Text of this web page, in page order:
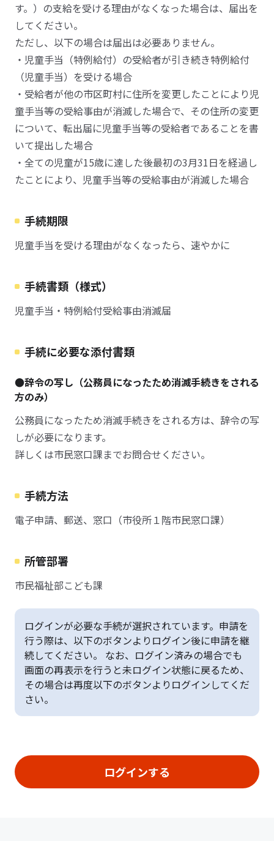
す。）の支給を受ける理由がなくなった場合は、届出を
してください。
ただし、以下の場合は届出は必要ありません。
・児童手当（特例給付）の受給者が引き続き特例給付
（児童手当）を受ける場合
・受給者が他の市区町村に住所を変更したことにより児
童手当等の受給事由が消滅した場合で、その住所の変更
について、転出届に児童手当等の受給者であることを書
いて提出した場合
・全ての児童が15歳に達した後最初の3月31日を経過し
たことにより、児童手当等の受給事由が消滅した場合
手続期限
児童手当を受ける理由がなくなったら、速やかに
手続書類（様式）
児童手当・特例給付受給事由消滅届
手続に必要な添付書類
●辞令の写し（公務員になったため消滅手続きをされる
方のみ）
公務員になったため消滅手続きをされる方は、辞令の写
しが必要になります。
詳しくは市民窓口課までお問合せください。
手続方法
電子申請、郵送、窓口（市役所１階市民窓口課）
所管部署
市民福祉部こども課
ログインが必要な手続が選択されています。申請を
行う際は、以下のボタンよりログイン後に申請を継
続してください。 なお、ログイン済みの場合でも
画面の再表示を行うと未ログイン状態に戻るため、
その場合は再度以下のボタンよりログインしてくだ
さい。